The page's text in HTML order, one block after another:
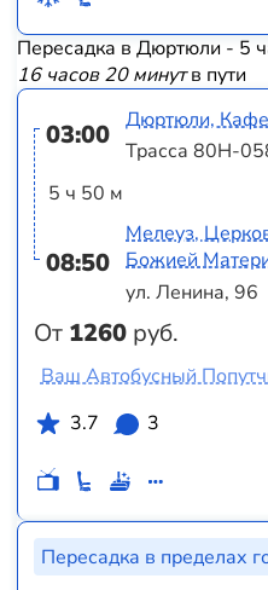
Пересадка в Дюртюли - 5
16 часов 20 минутв пути
03:00
5 ч 50 м
08:50
От 1260 руб.
Дюртюли,
Трасса 80Н-
Мелеуз,
Божией
ул. Ленина, 96
Ваш Автобусный
3.7
3
Пересадка в пределах